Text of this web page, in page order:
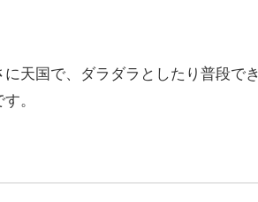
天国で、ダラダラとしたり普段で
。